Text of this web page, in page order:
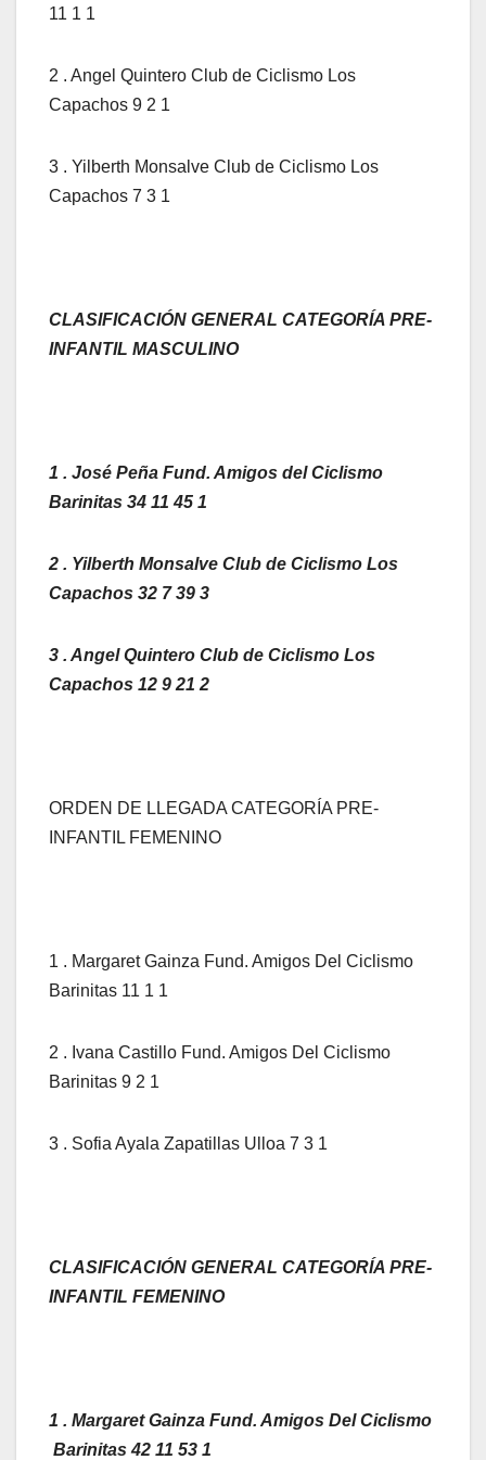
11 1 1
2 . Angel Quintero Club de Ciclismo Los
Capachos 9 2 1
3 . Yilberth Monsalve Club de Ciclismo Los
Capachos 7 3 1
CLASIFICACIÓN GENERAL CATEGORÍA PRE-
INFANTIL MASCULINO
1 . José Peña Fund. Amigos del Ciclismo
Barinitas 34 11 45 1
2 . Yilberth Monsalve Club de Ciclismo Los
Capachos 32 7 39 3
3 . Angel Quintero Club de Ciclismo Los
Capachos 12 9 21 2
ORDEN DE LLEGADA CATEGORÍA PRE-
INFANTIL FEMENINO
1 . Margaret Gainza Fund. Amigos Del Ciclismo
Barinitas 11 1 1
2 . Ivana Castillo Fund. Amigos Del Ciclismo
Barinitas 9 2 1
3 . Sofia Ayala Zapatillas Ulloa 7 3 1
CLASIFICACIÓN GENERAL CATEGORÍA PRE-
INFANTIL FEMENINO
1 . Margaret Gainza Fund. Amigos Del Ciclismo
Barinitas 42 11 53 1